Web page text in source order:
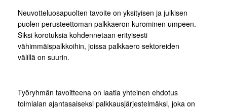
Neuvotteluosapuolten tavoite on yksityisen ja julkisen
puolen perusteettoman palkkaeron kurominen umpeen.
Siksi korotuksia kohdennetaan erityisesti
vähimmäispalkkoihin, joissa palkkaero sektoreiden
välillä on suurin.
Työryhmän tavoitteena on laatia yhteinen ehdotus
toimialan ajantasaiseksi palkkausjärjestelmäksi, joka on